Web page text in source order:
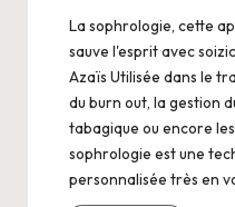
La sophrologie, cette
sauve l'esprit avec
Azaïs Utilisée dans le
du burn out, la gestion
tabagique ou encore
sophrologie est une
personnalisée très en